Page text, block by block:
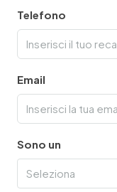
Telefono
Email
Sono un
Seleziona